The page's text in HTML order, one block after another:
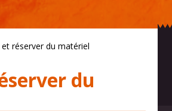
réserver du matériel
du